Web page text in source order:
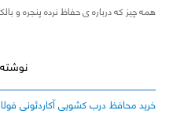
همه چیز که درباره ی حفاظ نرده پنجره و
خرید محافظ درب کشویی آکاردئونی